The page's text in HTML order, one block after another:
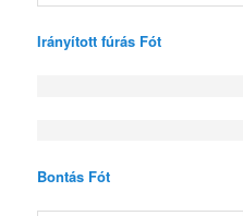
Irányított fúrás Fót
Bontás Fót